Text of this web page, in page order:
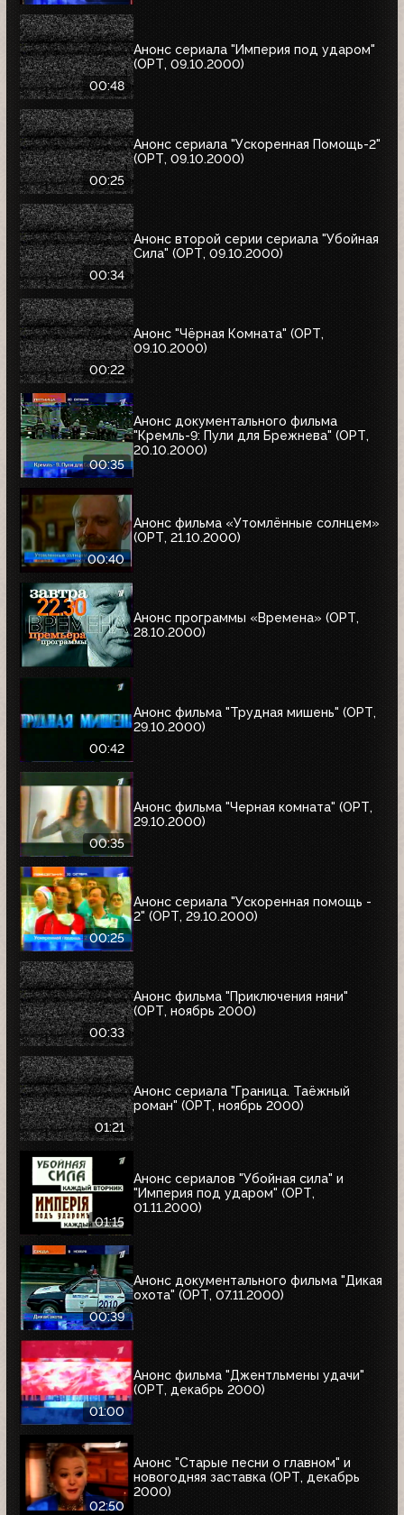
00:48
Анонс сериала "Империя под ударом"
(ОРТ, 09.10.2000)
00:25
Анонс сериала "Ускоренная Помощь-2"
(ОРТ, 09.10.2000)
00:34
Анонс второй серии сериала "Убойная
Сила" (ОРТ, 09.10.2000)
00:22
Анонс "Чёрная Комната" (ОРТ,
09.10.2000)
00:35
Анонс документального фильма
"Кремль-9: Пули для Брежнева" (ОРТ,
20.10.2000)
00:40
Анонс фильма «Утомлённые солнцем»
(ОРТ, 21.10.2000)
Анонс программы «Времена» (ОРТ,
28.10.2000)
00:42
Анонс фильма "Трудная мишень" (ОРТ,
29.10.2000)
00:35
Анонс фильма "Черная комната" (ОРТ,
29.10.2000)
00:25
Анонс сериала "Ускоренная помощь -
2" (ОРТ, 29.10.2000)
00:33
Анонс фильма "Приключения няни"
(ОРТ, ноябрь 2000)
01:21
Анонс сериала "Граница. Таёжный
роман" (ОРТ, ноябрь 2000)
01:15
Анонс сериалов "Убойная сила" и
"Империя под ударом" (ОРТ,
01.11.2000)
00:39
Анонс документального фильма "Дикая
охота" (ОРТ, 07.11.2000)
01:00
Анонс фильма "Джентльмены удачи"
(ОРТ, декабрь 2000)
02:50
Анонс "Старые песни о главном" и
новогодняя заставка (ОРТ, декабрь
2000)